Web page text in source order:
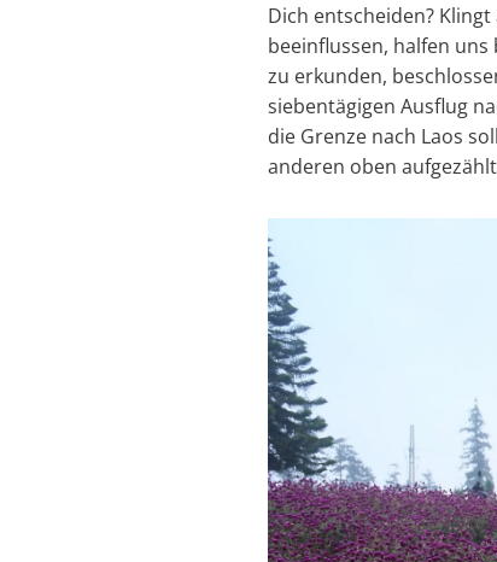
Dich entscheiden?
beeinflussen, halfen
zu erkunden,
siebentägigen Ausflug
die Grenze nach Laos
anderen oben